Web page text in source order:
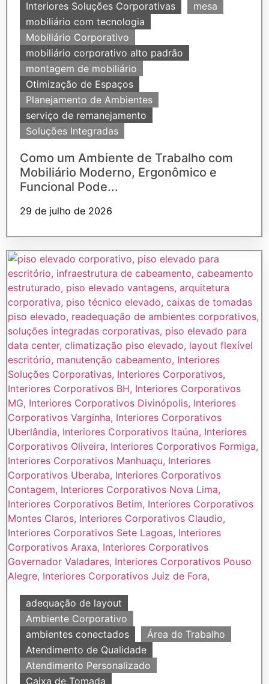
Interiores Soluções Corporativas
mesa
mobiliário com tecnologia
Mobiliário Corporativo
mobiliário corporativo alto padrão
montagem de mobiliário
Otimização de Espaços
Planejamento de Ambientes
serviço de remanejamento
Soluções Integradas
Como um Ambiente de Trabalho com
Mobiliário Moderno, Ergonômico e
Funcional Pode...
29 de julho de 2026
adequação de layout
Ambiente Corporativo
ambientes conectados
Área de Trabalho
Atendimento de Qualidade
Atendimento Personalizado
Caixa de Tomada